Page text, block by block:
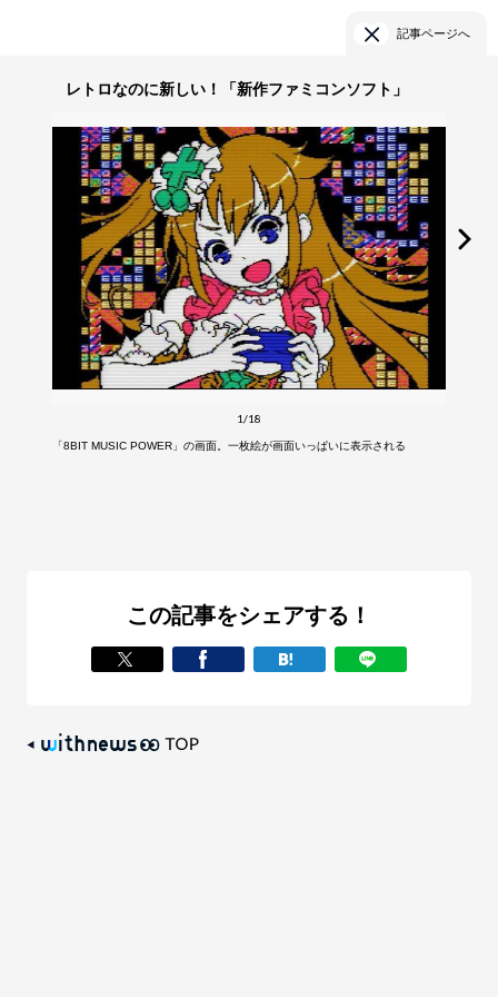
記事ページへ
レトロなのに新しい！「新作ファミコンソフト」
1/18
「8BIT MUSIC POWER」の画面。一枚絵が画面いっぱいに表示される
この記事をシェアする！